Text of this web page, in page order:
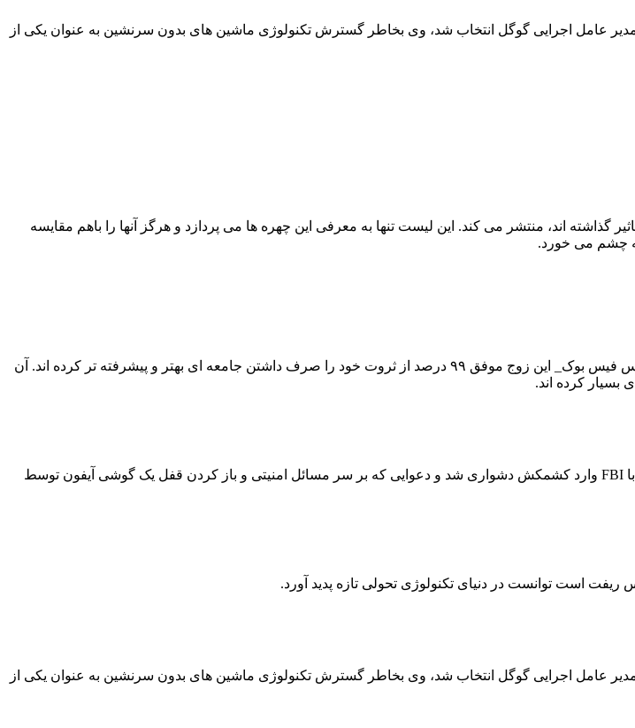
هندی تبار در حوزه فناوری اطلاعات است که از دهم اوت ۲۰۱۵ به عنوان مدیر عامل اجرایی گوگل انتخاب شد، وی بخاطر گسترش تکنولوژی ماشین های بدون سرنشین به عنوان یکی از
گذاشته اند، منتشر می کند. این لیست تنها به معرفی این چهره ها می پردازد و هرگز آنها را باهم مقایسه
چشم می خورد.
جدا از دست آوردهای شخصی این دو زوج_ همسر زاکربرگ متخصص اطفال است و خودش موسس فیس بوک_ این زوج موفق ۹۹ درصد از ثروت خود را صرف داشتن جامعه ای بهتر و پیشرفته تر کرده اند. آن
بسیار کرده اند.
در این لیست ۱۰۰ نفری ، نام موسس شرکت اپل هم به چشم می خورد. در سال ۲۰۱۶، تیم کوک با FBI وارد کشمکش دشواری شد و دعوایی که بر سر مسائل امنیتی و باز کردن قفل یک گوشی آیفون توسط
هندی تبار در حوزه فناوری اطلاعات است که از دهم اوت ۲۰۱۵ به عنوان مدیر عامل اجرایی گوگل انتخاب شد، وی بخاطر گسترش تکنولوژی ماشین های بدون سرنشین به عنوان یکی از